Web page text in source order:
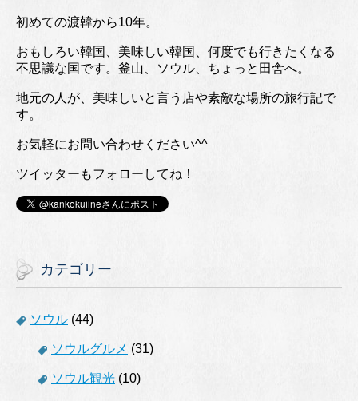
初めての渡韓から10年。
おもしろい韓国、美味しい韓国、何度でも行きたくなる
不思議な国です。釜山、ソウル、ちょっと田舎へ。
地元の人が、美味しいと言う店や素敵な場所の旅行記で
す。
お気軽にお問い合わせください^^
ツイッターもフォローしてね！
カテゴリー
ソウル (44)
ソウルグルメ (31)
ソウル観光 (10)